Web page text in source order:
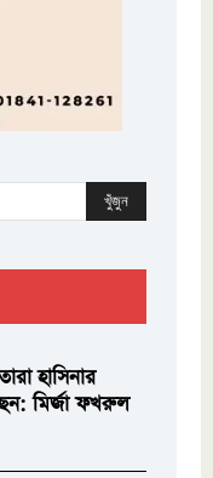
খুঁজুন
হাসিনার
মির্জা ফখরুল